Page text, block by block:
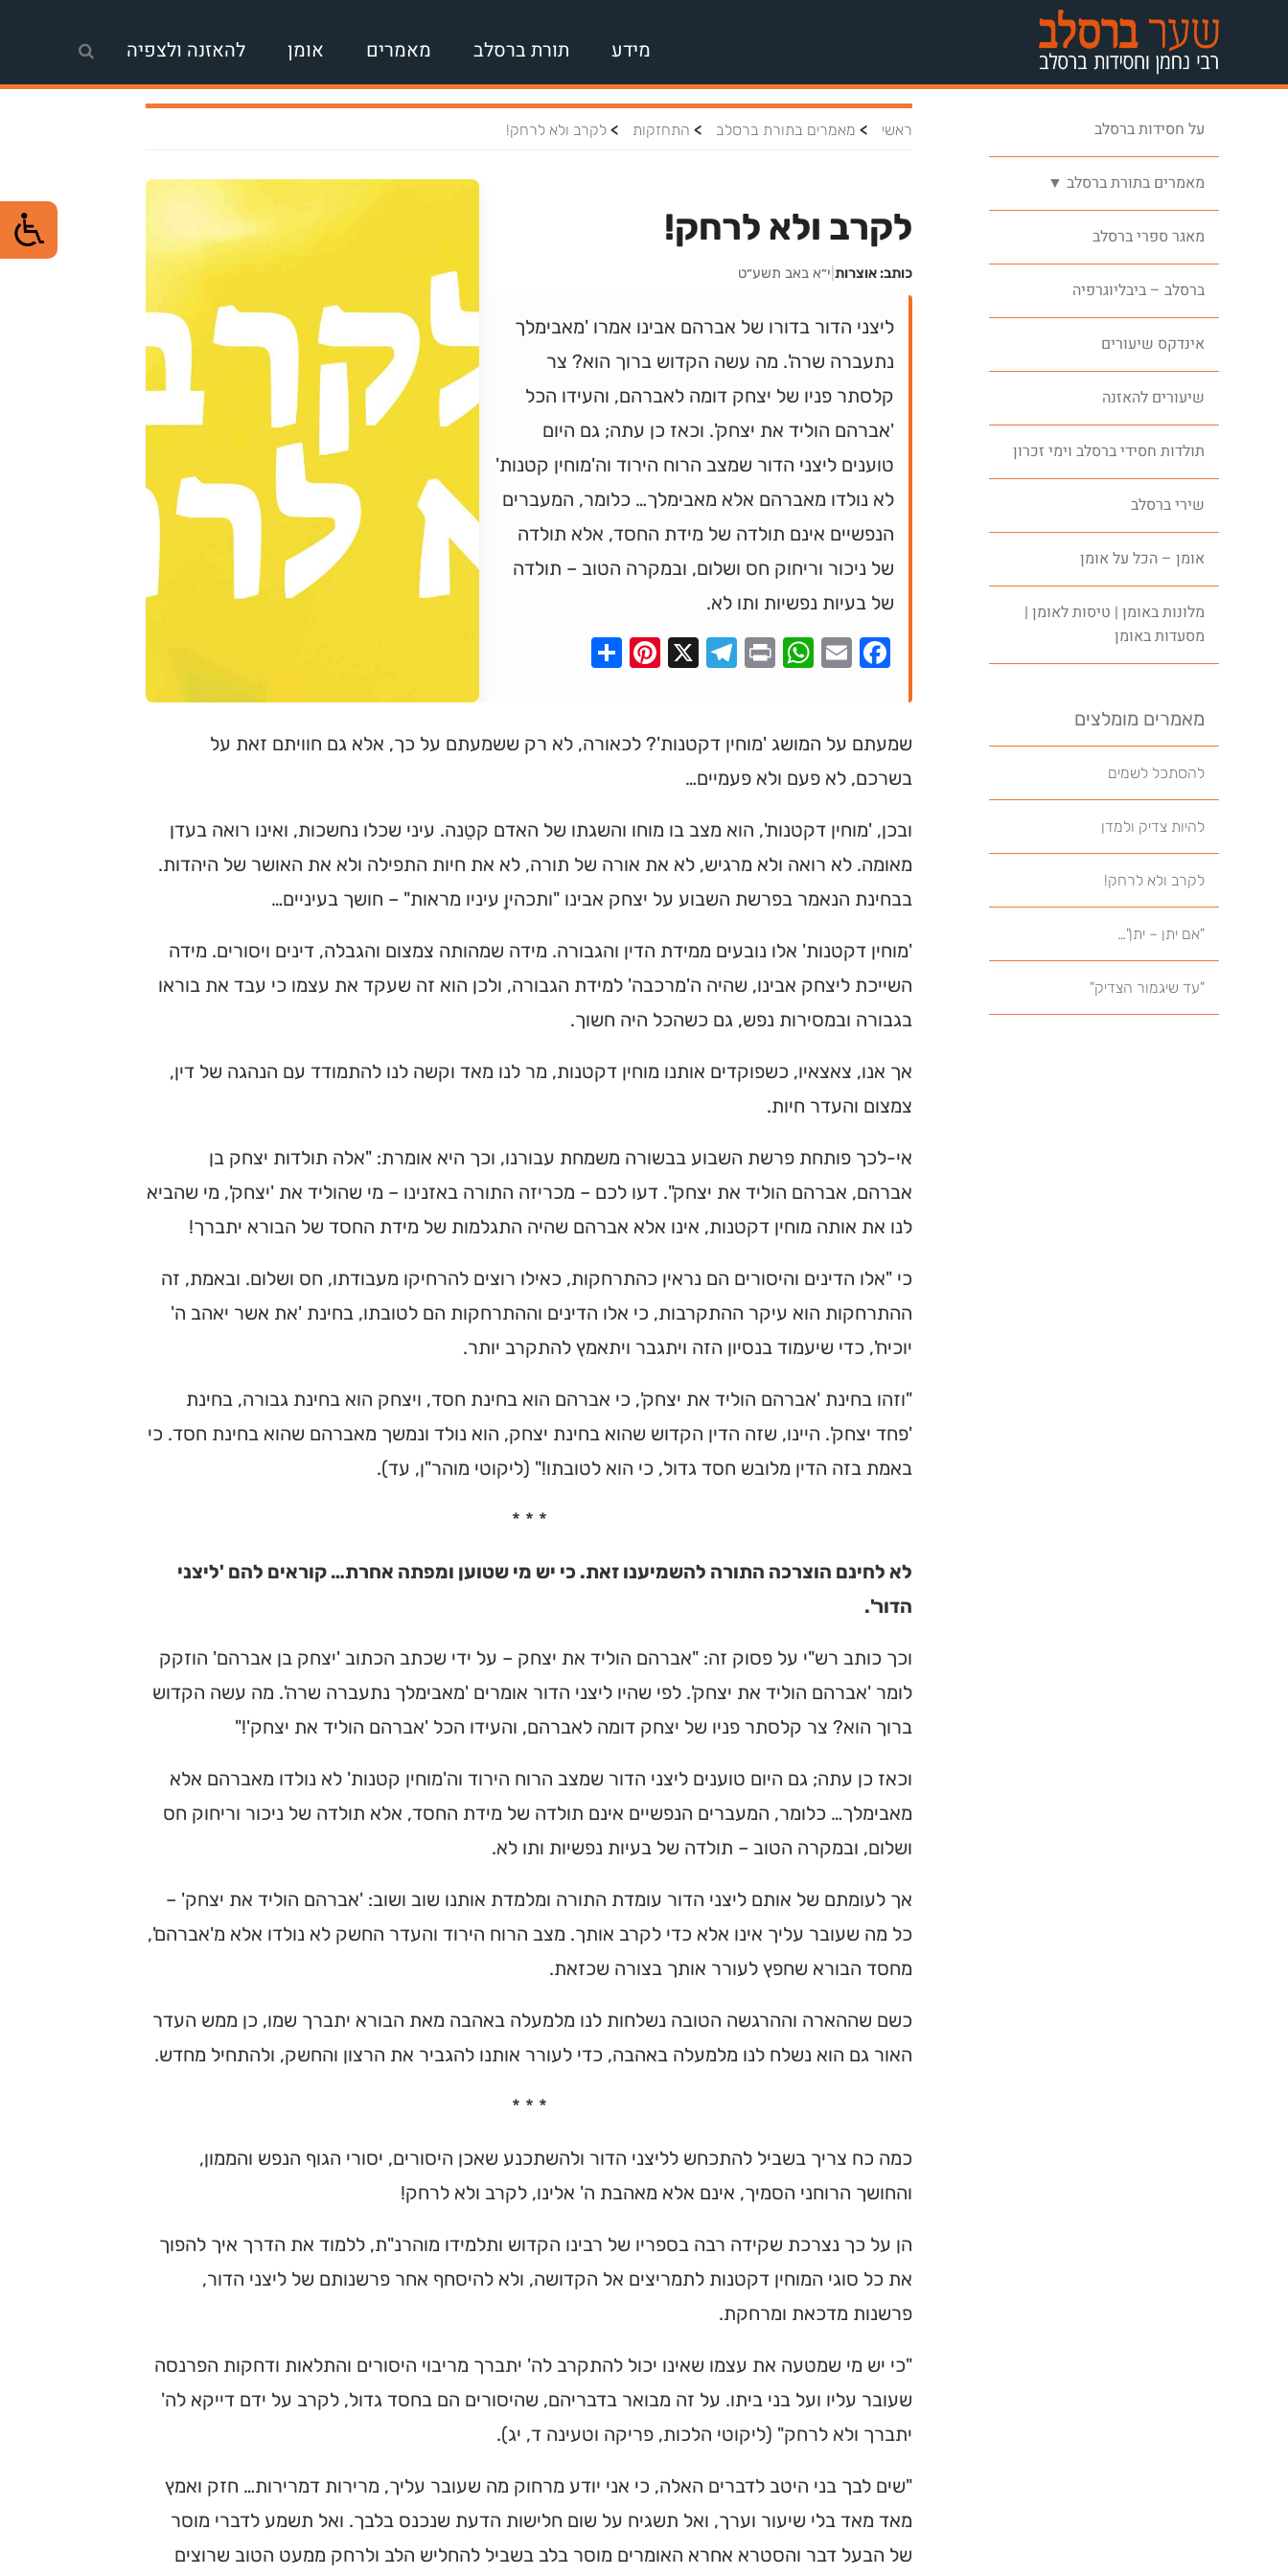
מידע תורת ברסלב מאמרים אומן להאזנה ולצפיה
על חסידות ברסלב
מאמרים בתורת ברסלב ▼
מאגר ספרי ברסלב
ברסלב – ביבליוגרפיה
אינדקס שיעורים
שיעורים להאזנה
תולדות חסידי ברסלב וימי זכרון
שירי ברסלב
אומן – הכל על אומן
מלונות באומן | טיסות לאומן |
מסעדות באומן
מאמרים מומלצים
להסתכל לשמים
להיות צדיק ולמדן
לקרב ולא לרחק!
"אם יתן – יתן"…
"עד שיגמור הצדיק"
ראשי > מאמרים בתורת ברסלב > התחזקות > לקרב ולא לרחק!
לקרב ולא לרחק!
כותב: אוצרות י״א באב תשע״ט
ליצני הדור בדורו של אברהם אבינו אמרו 'מאבימלך
נתעברה שרה'. מה עשה הקדוש ברוך הוא? צר
קלסתר פניו של יצחק דומה לאברהם, והעידו הכל
'אברהם הוליד את יצחק'. וכאז כן עתה; גם היום
טוענים ליצני הדור שמצב הרוח הירוד וה'מוחין קטנות'
לא נולדו מאברהם אלא מאבימלך… כלומר, המעברים
הנפשיים אינם תולדה של מידת החסד, אלא תולדה
של ניכור וריחוק חס ושלום, ובמקרה הטוב – תולדה
של בעיות נפשיות ותו לא.
Facebook
Email
WhatsApp
Print
Telegram
X
Pinterest
שמעתם על המושג 'מוחין דקטנות'? לכאורה, לא רק ששמעתם על כך, אלא גם חוויתם זאת על
בשרכם, לא פעם ולא פעמיים…
ובכן, 'מוחין דקטנות', הוא מצב בו מוחו והשגתו של האדם קטֵנה. עיני שכלו נחשכות, ואינו רואה בעדן
מאומה. לא רואה ולא מרגיש, לא את אורה של תורה, לא את חיות התפילה ולא את האושר של היהדות.
בבחינת הנאמר בפרשת השבוע על יצחק אבינו "ותכהיןָ עיניו מראות" – חושך בעיניים…
'מוחין דקטנות' אלו נובעים ממידת הדין והגבורה. מידה שמהותה צמצום והגבלה, דינים ויסורים. מידה
השייכת ליצחק אבינו, שהיה ה'מרכבה' למידת הגבורה, ולכן הוא זה שעקד את עצמו כי עבד את בוראו
בגבורה ובמסירות נפש, גם כשהכל היה חשוך.
אך אנו, צאצאיו, כשפוקדים אותנו מוחין דקטנות, מר לנו מאד וקשה לנו להתמודד עם הנהגה של דין,
צמצום והעדר חיות.
אי-לכך פותחת פרשת השבוע בבשורה משמחת עבורנו, וכך היא אומרת: "אלה תולדות יצחק בן
אברהם, אברהם הוליד את יצחק". דעו לכם – מכריזה התורה באזנינו – מי שהוליד את 'יצחק', מי שהביא
לנו את אותה מוחין דקטנות, אינו אלא אברהם שהיה התגלמות של מידת החסד של הבורא יתברך!
כי "אלו הדינים והיסורים הם נראין כהתרחקות, כאילו רוצים להרחיקו מעבודתו, חס ושלום. ובאמת, זה
ההתרחקות הוא עיקר ההתקרבות, כי אלו הדינים וההתרחקות הם לטובתו, בחינת 'את אשר יאהב ה'
יוכיח', כדי שיעמוד בנסיון הזה ויתגבר ויתאמץ להתקרב יותר.
"וזהו בחינת 'אברהם הוליד את יצחק', כי אברהם הוא בחינת חסד, ויצחק הוא בחינת גבורה, בחינת
'פחד יצחק'. היינו, שזה הדין הקדוש שהוא בחינת יצחק, הוא נולד ונמשך מאברהם שהוא בחינת חסד. כי
באמת בזה הדין מלובש חסד גדול, כי הוא לטובתו!" (ליקוטי מוהר"ן, עד).
* * *
לא לחינם הוצרכה התורה להשמיענו זאת. כי יש מי שטוען ומפתה אחרת… קוראים להם 'ליצני
הדור'.
וכך כותב רש"י על פסוק זה: "אברהם הוליד את יצחק – על ידי שכתב הכתוב 'יצחק בן אברהם' הוזקק
לומר 'אברהם הוליד את יצחק'. לפי שהיו ליצני הדור אומרים 'מאבימלך נתעברה שרה'. מה עשה הקדוש
ברוך הוא? צר קלסתר פניו של יצחק דומה לאברהם, והעידו הכל 'אברהם הוליד את יצחק'!"
וכאז כן עתה; גם היום טוענים ליצני הדור שמצב הרוח הירוד וה'מוחין קטנות' לא נולדו מאברהם אלא
מאבימלך… כלומר, המעברים הנפשיים אינם תולדה של מידת החסד, אלא תולדה של ניכור וריחוק חס
ושלום, ובמקרה הטוב – תולדה של בעיות נפשיות ותו לא.
אך לעומתם של אותם ליצני הדור עומדת התורה ומלמדת אותנו שוב ושוב: 'אברהם הוליד את יצחק' –
כל מה שעובר עליך אינו אלא כדי לקרב אותך. מצב הרוח הירוד והעדר החשק לא נולדו אלא מ'אברהם',
מחסד הבורא שחפץ לעורר אותך בצורה שכזאת.
כשם שההארה וההרגשה הטובה נשלחות לנו מלמעלה באהבה מאת הבורא יתברך שמו, כן ממש העדר
האור גם הוא נשלח לנו מלמעלה באהבה, כדי לעורר אותנו להגביר את הרצון והחשק, ולהתחיל מחדש.
* * *
כמה כח צריך בשביל להתכחש לליצני הדור ולהשתכנע שאכן היסורים, יסורי הגוף הנפש והממון,
והחושך הרוחני הסמיך, אינם אלא מאהבת ה' אלינו, לקרב ולא לרחק!
הן על כך נצרכת שקידה רבה בספריו של רבינו הקדוש ותלמידו מוהרנ"ת, ללמוד את הדרך איך להפוך
את כל סוגי המוחין דקטנות לתמריצים אל הקדושה, ולא להיסחף אחר פרשנותם של ליצני הדור,
פרשנות מדכאת ומרחקת.
"כי יש מי שמטעה את עצמו שאינו יכול להתקרב לה' יתברך מריבוי היסורים והתלאות ודחקות הפרנסה
שעובר עליו ועל בני ביתו. על זה מבואר בדבריהם, שהיסורים הם בחסד גדול, לקרב על ידם דייקא לה'
יתברך ולא לרחק" (ליקוטי הלכות, פריקה וטעינה ד, יג).
"שים לבך בני היטב לדברים האלה, כי אני יודע מרחוק מה שעובר עליך, מרירות דמרירות… חזק ואמץ
מאד מאד בלי שיעור וערך, ואל תשגיח על שום חלישות הדעת שנכנס בלבך. ואל תשמע לדברי מוסר
של הבעל דבר והסטרא אחרא האומרים מוסר בלב בשביל להחליש הלב ולרחק ממעט הטוב שרוצים
מחפשים בית כנסת או
ברסלב בארץ ובעולם! מצאו זמני תפילות, שיעורי
תורה, כתובות ודרכי הגעה בלחיצת כפתור.
לכניסה לאינדקס ➔